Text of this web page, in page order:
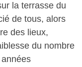
la terrasse du
de tous, alors
des lieux,
du nombre